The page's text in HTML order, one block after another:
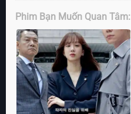
Phim Bạn Muốn Quan Tâm: